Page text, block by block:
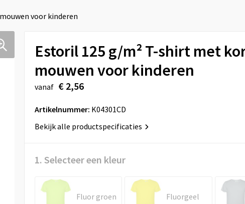
voor kinderen
Estoril 125 g/m² T-shirt met
mouwen voor kinderen
vanaf € 2,56
Artikelnummer: K04301CD
Bekijk alle productspecificaties
1. Selecteer een kleur
Fluor groen Fluorgeel